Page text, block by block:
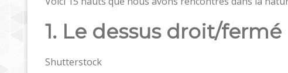
1. Le dessus droit/fermé
Shutterstock